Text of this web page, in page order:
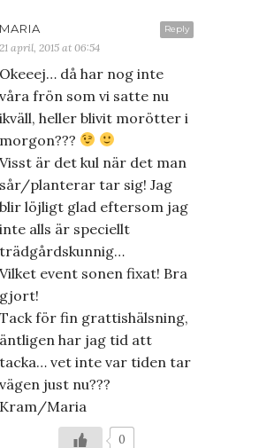
Reply
MARIA
21 april, 2015 at 06:54
Okeeej… då har nog inte
våra frön som vi satte nu
ikväll, heller blivit morötter i
morgon???
Visst är det kul när det man
sår/planterar tar sig! Jag
blir löjligt glad eftersom jag
inte alls är speciellt
trädgårdskunnig…
Vilket event sonen fixat! Bra
gjort!
Tack för fin grattishälsning,
äntligen har jag tid att
tacka… vet inte var tiden tar
vägen just nu???
Kram/Maria
0